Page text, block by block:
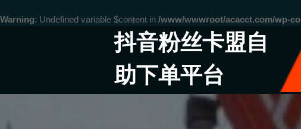
Warning: Undefined variable $content in /www/wwwroot/acacct.com/wp-
抖音粉丝卡盟自
助下单平台